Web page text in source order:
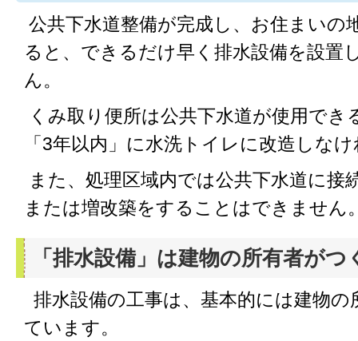
公共下水道整備が完成し、お住まいの
ると、できるだけ早く排水設備を設置
ん。
くみ取り便所は公共下水道が使用で
「3年以内」に水洗トイレに改造しな
また、処理区域内では公共下水道に接
または増改築をすることはできません
「排水設備」は建物の所有者がつ
排水設備の工事は、基本的には建物
ています。